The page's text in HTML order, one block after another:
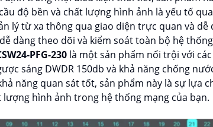
độ bền và chất lượng hình ảnh là yếu tố
lý từ xa thông qua giao diện trực quan và dễ
dàng theo dõi và kiểm soát toàn bộ hệ
PFG-230 là một sản phẩm nổi trội với
sáng DWDR 150db và khả năng chống
năng quan sát tốt, sản phẩm này là sự lựa
lượng hình ảnh trong hệ thống mạng của bạn.